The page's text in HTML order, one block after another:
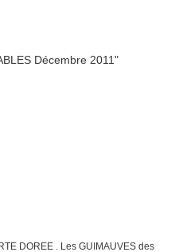
DOREE . Les GUIMAUVES des